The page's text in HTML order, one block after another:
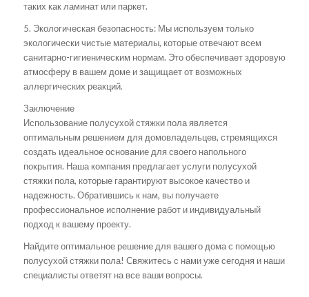
таких как ламинат или паркет.
5. Экологическая безопасность: Мы используем только
экологически чистые материалы, которые отвечают всем
санитарно-гигиеническим нормам. Это обеспечивает здоровую
атмосферу в вашем доме и защищает от возможных
аллергических реакций.
Заключение
Использование полусухой стяжки пола является
оптимальным решением для домовладельцев, стремящихся
создать идеальное основание для своего напольного
покрытия. Наша компания предлагает услуги полусухой
стяжки пола, которые гарантируют высокое качество и
надежность. Обратившись к нам, вы получаете
профессиональное исполнение работ и индивидуальный
подход к вашему проекту.
Найдите оптимальное решение для вашего дома с помощью
полусухой стяжки пола! Свяжитесь с нами уже сегодня и наши
специалисты ответят на все ваши вопросы.